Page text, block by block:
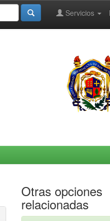
Servicios
Otras opciones
relacionadas